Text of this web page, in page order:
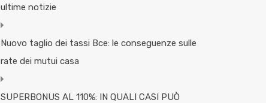
ultime notizie
Nuovo taglio dei tassi Bce: le conseguenze sulle
rate dei mutui casa
SUPERBONUS AL 110%: IN QUALI CASI PUÒ